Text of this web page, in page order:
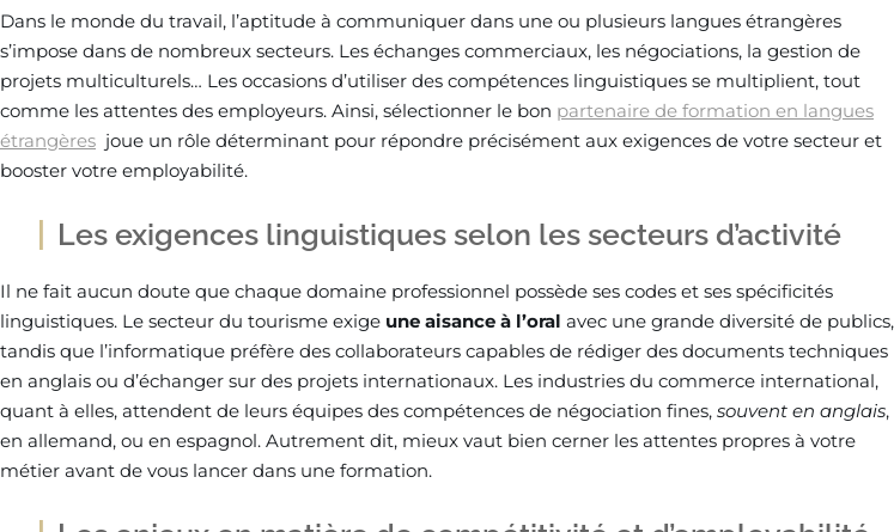
Dans le monde du travail, l’aptitude à communiquer dans une ou plusieurs langues étrangères
s’impose dans de nombreux secteurs. Les échanges commerciaux, les négociations, la gestion de
projets multiculturels… Les occasions d’utiliser des compétences linguistiques se multiplient, tout
comme les attentes des employeurs. Ainsi, sélectionner le bon partenaire de formation en langues
étrangères joue un rôle déterminant pour répondre précisément aux exigences de votre secteur et
booster votre employabilité.
Les exigences linguistiques selon les secteurs d’activité
Il ne fait aucun doute que chaque domaine professionnel possède ses codes et ses spécificités
linguistiques. Le secteur du tourisme exige une aisance à l’oral avec une grande diversité de publics,
tandis que l’informatique préfère des collaborateurs capables de rédiger des documents techniques
en anglais ou d’échanger sur des projets internationaux. Les industries du commerce international,
quant à elles, attendent de leurs équipes des compétences de négociation fines, souvent en anglais,
en allemand, ou en espagnol. Autrement dit, mieux vaut bien cerner les attentes propres à votre
métier avant de vous lancer dans une formation.